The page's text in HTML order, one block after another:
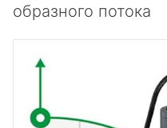
образного потока